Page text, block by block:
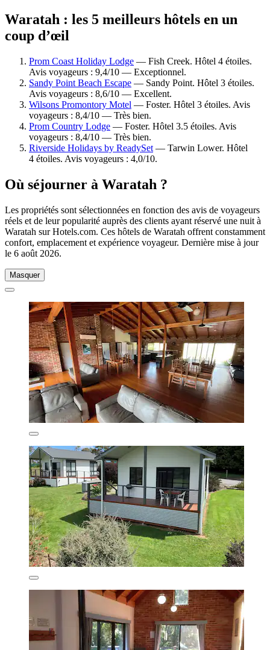
Waratah : les 5 meilleurs hôtels en un
coup d’œil
Prom Coast Holiday Lodge — Fish Creek. Hôtel 4 étoiles.
Avis voyageurs : 9,4/10 — Exceptionnel.
Sandy Point Beach Escape — Sandy Point. Hôtel 3 étoiles.
Avis voyageurs : 8,6/10 — Excellent.
Wilsons Promontory Motel — Foster. Hôtel 3 étoiles. Avis
voyageurs : 8,4/10 — Très bien.
Prom Country Lodge — Foster. Hôtel 3.5 étoiles. Avis
voyageurs : 8,4/10 — Très bien.
Riverside Holidays by ReadySet — Tarwin Lower. Hôtel
4 étoiles. Avis voyageurs : 4,0/10.
Où séjourner à Waratah ?
Les propriétés sont sélectionnées en fonction des avis de voyageurs
réels et de leur popularité auprès des clients ayant réservé une nuit à
Waratah sur Hotels.com. Ces hôtels de Waratah offrent constamment
confort, emplacement et expérience voyageur. Dernière mise à jour
le 6 août 2026.
Masquer